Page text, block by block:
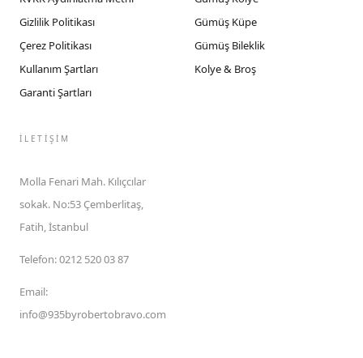
Gizlilik Politikası
Çerez Politikası
Kullanım Şartları
Garanti Şartları
Gümüş Küpe
Gümüş Bileklik
Kolye & Broş
İLETIŞIM
Molla Fenari Mah. Kılıçcılar
sokak. No:53 Çemberlitaş,
Fatih, İstanbul
Telefon:0212 520 03 87
Email:
info@935byrobertobravo.com